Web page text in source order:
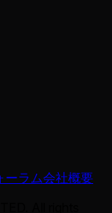
ーラム会社概要